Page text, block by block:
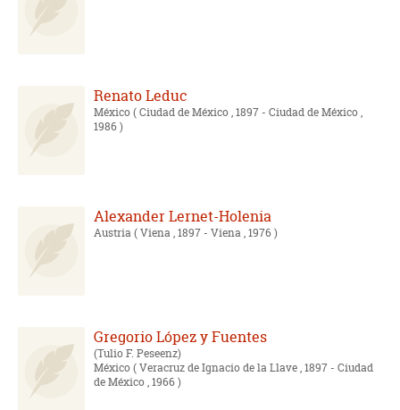
Renato Leduc
México( Ciudad de México , 1897 - Ciudad de México ,
1986 )
Alexander Lernet-Holenia
Austria( Viena , 1897 - Viena , 1976 )
Gregorio López y Fuentes
Tulio F. Peseenz
México( Veracruz de Ignacio de la Llave , 1897 - Ciudad
de México , 1966 )